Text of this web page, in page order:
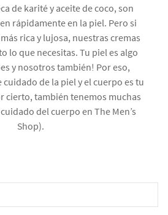
de karité y aceite de coco, son
rápidamente en la piel. Pero si
rica y lujosa, nuestras cremas
lo que necesitas. Tu piel es algo
y nosotros también! Por eso,
de la piel y el cuerpo es tu
cierto, también tenemos muchas
del cuerpo en The Men’s
Shop).